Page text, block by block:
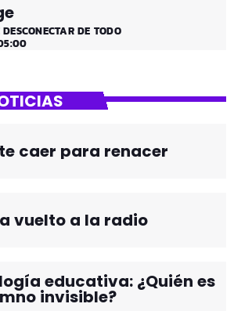
DE TODO
caer para renacer
vuelto a la radio
educativa: ¿Quién es
invisible?